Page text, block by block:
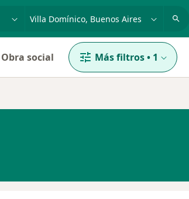
p. ej. Buenos Aires
Obra social Más filtros• 1